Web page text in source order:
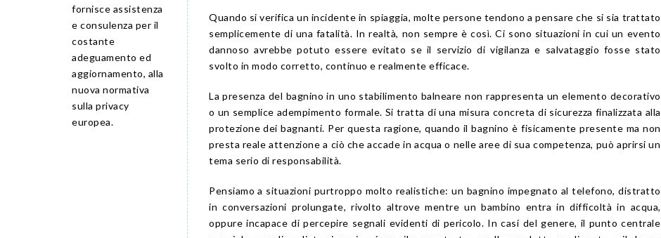
fornisce assistenza
e consulenza per il
costante
adeguamento ed
aggiornamento, alla
nuova normativa
sulla privacy
europea.
Quando si verifica un incidente in spiaggia, molte persone tendono a pensare che si sia trattato
semplicemente di una fatalità. In realtà, non sempre è così. Ci sono situazioni in cui un evento
dannoso avrebbe potuto essere evitato se il servizio di vigilanza e salvataggio fosse stato
svolto in modo corretto, continuo e realmente efficace.
La presenza del bagnino in uno stabilimento balneare non rappresenta un elemento decorativo
o un semplice adempimento formale. Si tratta di una misura concreta di sicurezza finalizzata alla
protezione dei bagnanti. Per questa ragione, quando il bagnino è fisicamente presente ma non
presta reale attenzione a ciò che accade in acqua o nelle aree di sua competenza, può aprirsi un
tema serio di responsabilità.
Pensiamo a situazioni purtroppo molto realistiche: un bagnino impegnato al telefono, distratto
in conversazioni prolungate, rivolto altrove mentre un bambino entra in difficoltà in acqua,
oppure incapace di percepire segnali evidenti di pericolo. In casi del genere, il punto centrale